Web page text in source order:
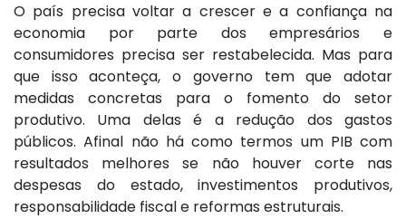
O país precisa voltar a crescer e a confiança na
economia por parte dos empresários e
consumidores precisa ser restabelecida. Mas para
que isso aconteça, o governo tem que adotar
medidas concretas para o fomento do setor
produtivo. Uma delas é a redução dos gastos
públicos. Afinal não há como termos um PIB com
resultados melhores se não houver corte nas
despesas do estado, investimentos produtivos,
responsabilidade fiscal e reformas estruturais.